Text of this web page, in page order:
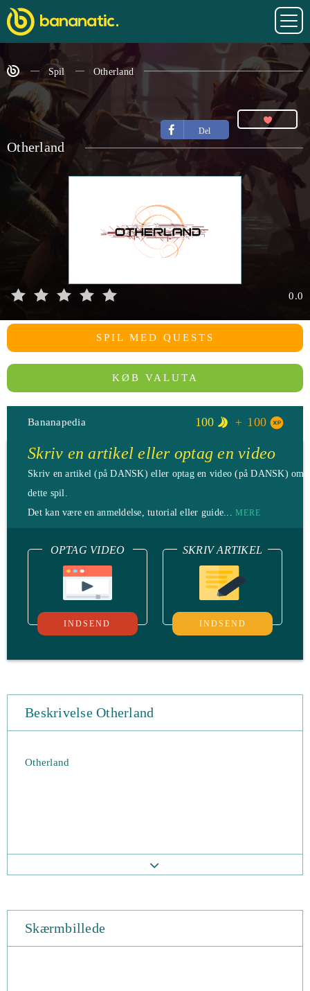
Spil Otherland
Del
Otherland
0.0
SPIL MED QUESTS
KØB VALUTA
Bananapedia 100 100
Skriv en artikel eller optag en video
Skriv en artikel (på DANSK) eller optag en video (på DANSK)
dette spil.
Det kan være en anmeldelse, tutorial eller guide... MERE
OPTAG VIDEO
INDSEND
SKRIV ARTIKEL
INDSEND
Beskrivelse Otherland
Otherland
Skærmbillede